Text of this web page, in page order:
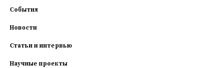
События
Новости
Статьи и интервью
Научные проекты